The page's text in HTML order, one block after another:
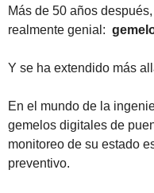
Más de 50 años
realmente genial:
Y se ha extendido más
En el mundo de la
gemelos digitales de
monitoreo de su estado
preventivo.